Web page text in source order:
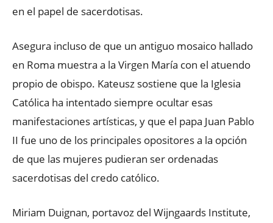
en el papel de sacerdotisas.
Asegura incluso de que un antiguo mosaico hallado
en Roma muestra a la Virgen María con el atuendo
propio de obispo. Kateusz sostiene que la Iglesia
Católica ha intentado siempre ocultar esas
manifestaciones artísticas, y que el papa Juan Pablo
II fue uno de los principales opositores a la opción
de que las mujeres pudieran ser ordenadas
sacerdotisas del credo católico.
Miriam Duignan, portavoz del Wijngaards Institute,